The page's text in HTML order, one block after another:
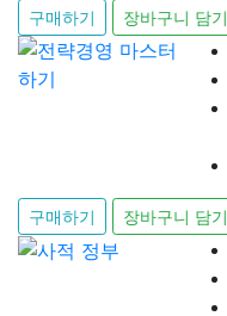
구매하기 장바구니 담기
구매하기 장바구니 담기